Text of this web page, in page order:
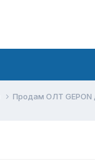
Продам ОЛТ GEPON